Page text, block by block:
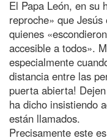
El Papa León, en su
reproche» que
quienes
accesible a todos».
especialmente
distancia entre las
puerta abierta!
ha dicho insistiendo
están llamados.
Precisamente este